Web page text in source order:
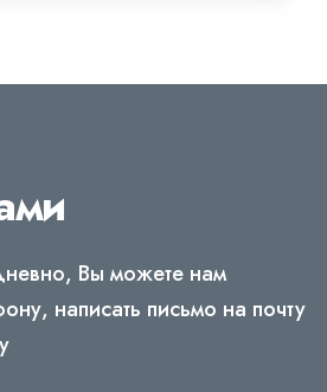
Вы можете нам
написать письмо на почту